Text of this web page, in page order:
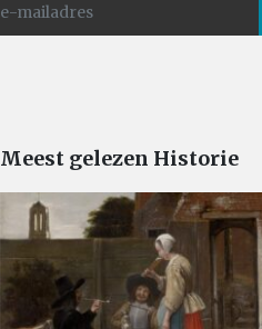
Meest gelezen Historie